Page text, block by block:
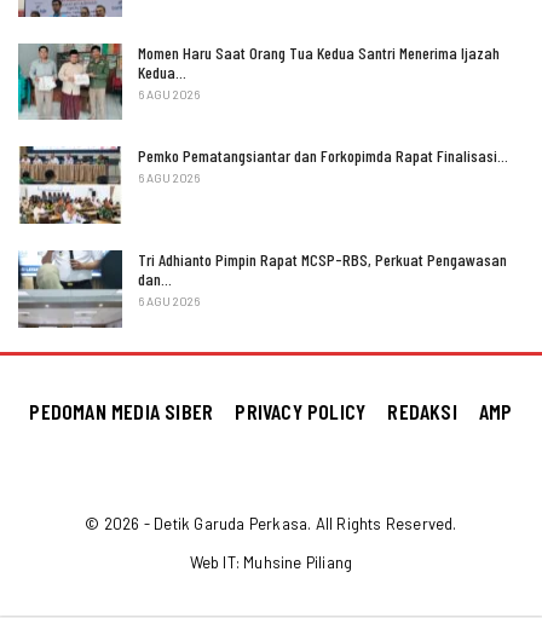
Momen Haru Saat Orang Tua Kedua Santri Menerima Ijazah
Kedua…
6 AGU 2026
Pemko Pematangsiantar dan Forkopimda Rapat Finalisasi…
6 AGU 2026
Tri Adhianto Pimpin Rapat MCSP-RBS, Perkuat Pengawasan
dan…
6 AGU 2026
PEDOMAN MEDIA SIBER PRIVACY POLICY REDAKSI AMP
© 2026 - Detik Garuda Perkasa. All Rights Reserved.
Web IT: Muhsine Piliang